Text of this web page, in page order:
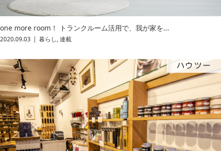
one more room！ トランクルーム活用で、我が家を...
2020.09.03 暮らし,連載
ハウツー